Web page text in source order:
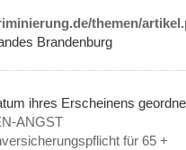
themen/
Brandenburg
ihres Erscheinens
ANGST
für 65 +